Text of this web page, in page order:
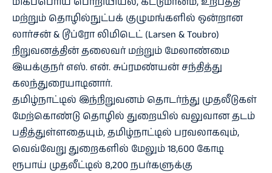
மற்றும் தொழில்நுட்பக் குழுமங்களில் ஒன்றான
லார்சன் & டூப்ரோ லிமிடெட் (Larsen & Toubro)
நிறுவனத்தின் தலைவர் மற்றும் மேலாண்மை
இயக்குநர் எஸ். என். சுப்ரமண்யன் சந்தித்து
கலந்துரையாடினார்.
தமிழ்நாட்டில் இந்நிறுவனம் தொடர்ந்து முதலீடுகள்
மேற்கொண்டு தொழில் துறையில் வலுவான தடம்
பதித்துள்ளதையும், தமிழ்நாட்டில் பரவலாகவும்,
வெவ்வேறு துறைகளில் மேலும் 18,600 கோடி
ரூபாய் முதலீட்டில் 8,200 நபர்களுக்கு